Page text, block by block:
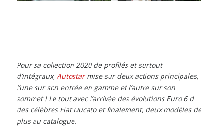
Pour sa collection 2020 de profilés et surtout
d’intégraux, Autostarmise sur deux actions principales,
l’une sur son entrée en gamme et l’autre sur son
sommet ! Le tout avec l’arrivée des évolutions Euro 6 d
des célèbres Fiat Ducato et finalement, deux modèles de
plus au catalogue.